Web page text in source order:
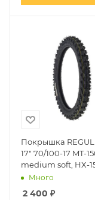
Покрышка
17" 70/100-17 MT-
medium soft, HX-
Много
2 400 ₽